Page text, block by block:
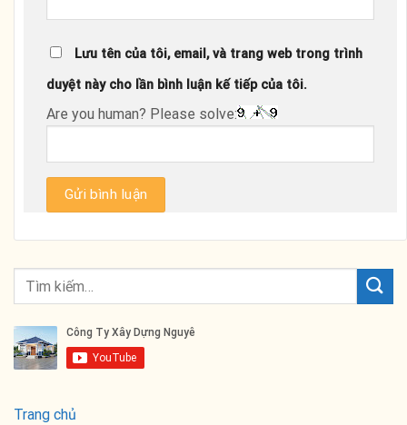
Lưu tên của tôi, email, và trang web trong trình
duyệt này cho lần bình luận kế tiếp của tôi.
Are you human? Please solve:
Trang chủ